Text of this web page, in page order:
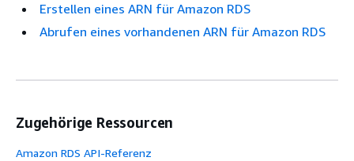
Erstellen eines ARN für Amazon RDS
Abrufen eines vorhandenen ARN für Amazon RDS
Zugehörige Ressourcen
Amazon RDS API-Referenz